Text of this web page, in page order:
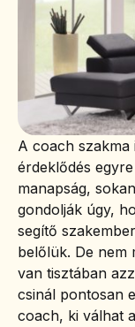
A coach szakma
érdeklődés
manapság, sokan
gondolják úgy,
segítő
belőlük. De nem
van tisztában
csinál pontosan
coach, ki válhat